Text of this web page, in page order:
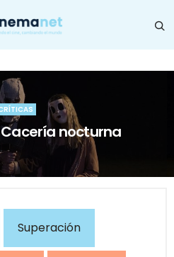
Cacería nocturna
Superación